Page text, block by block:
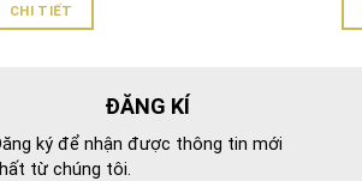
CHI TIẾT
ĐĂNG KÍ
ký để nhận được thông tin mới
từ chúng tôi.